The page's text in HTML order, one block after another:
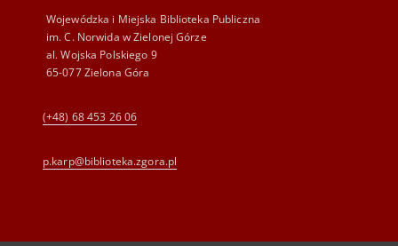
Wojewódzka i Miejska Biblioteka Publiczna
im. C. Norwida w Zielonej Górze
al. Wojska Polskiego 9
65-077 Zielona Góra
(+48) 68 453 26 06
p.karp@biblioteka.zgora.pl